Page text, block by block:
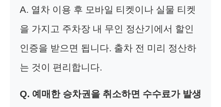
A. 열차 이용 후 모바일 티켓이나 실물 티켓
을 가지고 주차장 내 무인 정산기에서 할인
인증을 받으면 됩니다. 출차 전 미리 정산하
는 것이 편리합니다.
Q. 예매한 승차권을 취소하면 수수료가 발생